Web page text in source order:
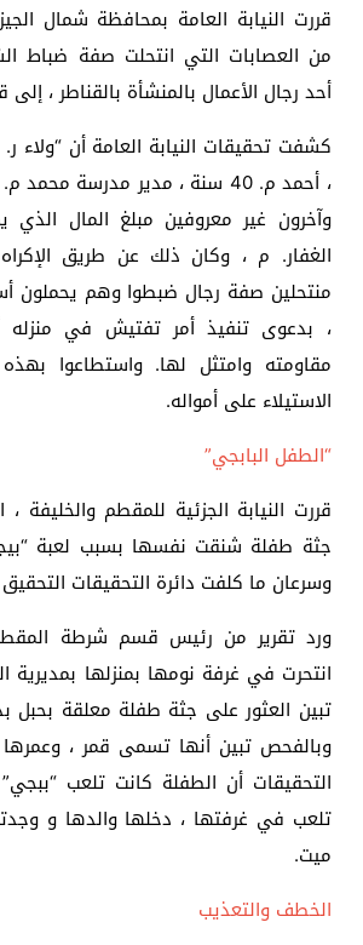
قررت النيابة العامة بمحافظة شمال
من العصابات التي انتحلت صفة ضباط
أحد رجال الأعمال بالمنشأة بالقناطر ، إلى
، أحمد م. 40 سنة ، مدير مدرسة
وآخرون غير معروفين مبلغ المال الذي
الغفار. م ، وكان ذلك عن طريق
منتحلين صفة رجال ضبطوا وهم يحملون
، بدعوى تنفيذ أمر تفتيش في
مقاومته وامتثل لها. واستطاعوا
الاستيلاء على أمواله.
“الطفل البابجي”
قررت النيابة الجزئية للمقطم والخليفة
جثة طفلة شنقت نفسها بسبب لعبة
وسرعان ما كلفت دائرة التحقيقات
ورد تقرير من رئيس قسم شرطة
انتحرت في غرفة نومها بمنزلها بمديرية
تبين العثور على جثة طفلة معلقة بحبل
التحقيقات أن الطفلة كانت تلعب
تلعب في غرفتها ، دخلها والدها و
ميت.
الخطف والتعذيب